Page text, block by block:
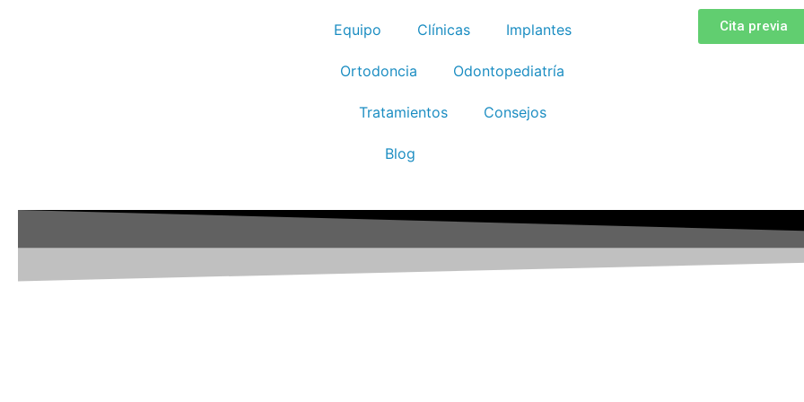
Equipo Clínicas Implantes
Ortodoncia Odontopediatría
Tratamientos Consejos
Blog
Cita previa